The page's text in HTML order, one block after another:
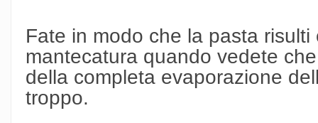
Fate in modo che la pasta
mantecatura quando vedete
della completa evaporazione
troppo.